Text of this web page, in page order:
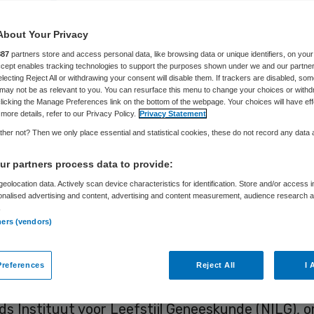
Gaston Remmers
wordt gaandeweg steeds meer
het klinkt dat de dagelijkse leefstijl de basis zou
en herstel, zo ver is de
afgedreven.
bundelen steeds meer partijen de krachten om
onderbouwing. Zo was ik begin oktober
Instituut voor Leefstijl Geneeskunde (NILG),
Your Privacy
partners store and access personal data, like browsing data or unique identifiers, on your
enables tracking technologies to support the purposes shown under we and our
Reject All or withdrawing your consent will disable them. If trackers are disabled,
not be as relevant to you. You can resurface this menu to change your choices or
the Manage Preferences link on the bottom of the webpage. Your choices will have
details, refer to our Privacy Policy. Privacy Statement
not? Then we only place essential and statistical cookies, these do not record any data
partners process data to provide:
data. Actively scan device characteristics for identification. Store and/or access
advertising and content, advertising and content measurement, audience research
(vendors)
Reject All I